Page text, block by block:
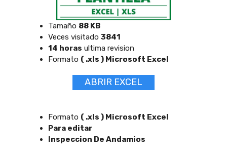
Tamaño 88 KB
Veces visitado 3841
14 horas ultima revision
Formato ( .xls ) Microsoft Excel
ABRIR EXCEL
Formato ( .xls ) Microsoft Excel
Para editar
Inspeccion De Andamios